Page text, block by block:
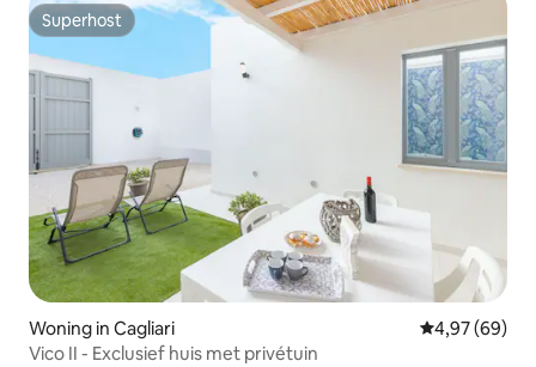
Superhost
Superhost
Woning in Cagliari Gemiddelde
4,97 (69)
Vico II - Exclusief huis met privétuin